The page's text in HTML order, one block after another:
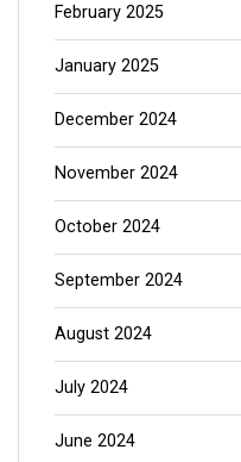
February 2025
January 2025
December 2024
November 2024
October 2024
September 2024
August 2024
July 2024
June 2024